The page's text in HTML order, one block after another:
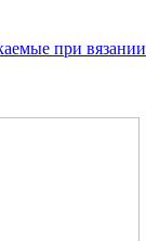
при вязании